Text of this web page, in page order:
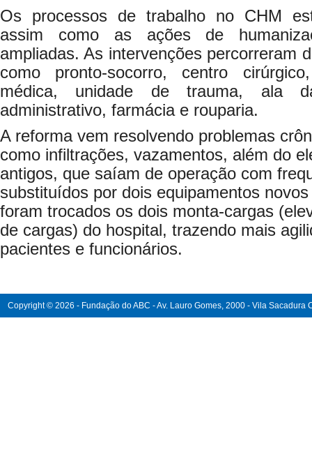
Os processos de trabalho no CHM
assim como as ações de
ampliadas. As intervenções percorreram
como pronto-socorro, centro
médica, unidade de trauma, ala
administrativo, farmácia e rouparia.
A reforma vem resolvendo problemas
como infiltrações, vazamentos, além do
antigos, que saíam de operação com
substituídos por dois equipamentos
foram trocados os dois monta-cargas
de cargas) do hospital, trazendo mais
pacientes e funcionários.
Copyright © 2026 - Fundação do ABC - Av. Lauro Gomes, 2000 - Vila